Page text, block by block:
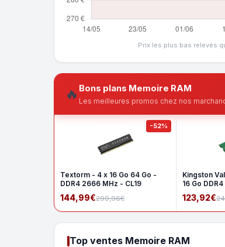
Prix les plus bas relevés
🔥 Bons plans Memoire RAM
Les meilleures promos chez nos
-52%
Textorm - 4 x 16 Go 64 Go -
DDR4 2666 MHz - CL19
144,99€299,96€
Kingston
16 Go
1Rx8
123,92€
Top ventes Memoire RAM